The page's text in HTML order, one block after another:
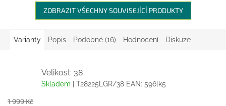
ZOBRAZIT VŠECHNY SOUVISEJÍCÍ PRODUKTY
Varianty Popis Podobné (16) Hodnocení Diskuze
Velikost: 38
Skladem | T28225LGR/38 EAN: 596lk5
1 999 Kč